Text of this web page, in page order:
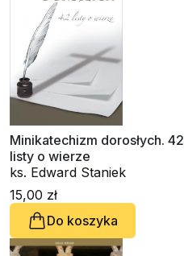
Minikatechizm dorosłych. 42
listy o wierze
ks. Edward Staniek
15,00 zł
Do koszyka